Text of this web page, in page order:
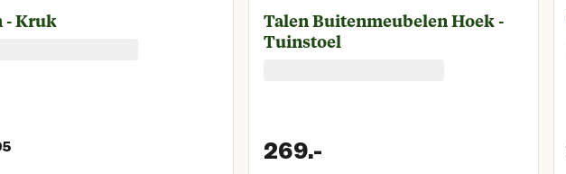
Talen - Kruk
Talen Buitenmeubelen Hoek -
Tuinstoel
269.-